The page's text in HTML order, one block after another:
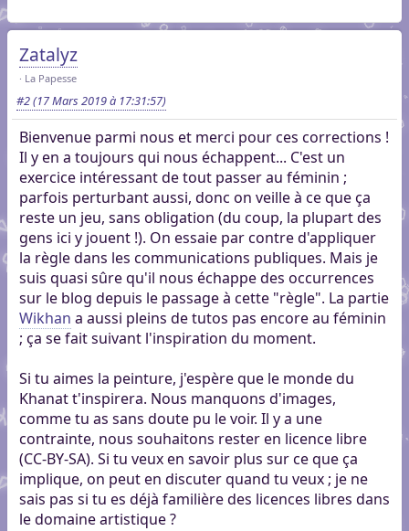
Zatalyz
La Papesse
#2(17 Mars 2019 à 17:31:57)
Bienvenue parmi nous et merci pour ces corrections !
Il y en a toujours qui nous échappent... C'est un
exercice intéressant de tout passer au féminin ;
parfois perturbant aussi, donc on veille à ce que ça
reste un jeu, sans obligation (du coup, la plupart des
gens ici y jouent !). On essaie par contre d'appliquer
la règle dans les communications publiques. Mais je
suis quasi sûre qu'il nous échappe des occurrences
sur le blog depuis le passage à cette "règle". La partie
Wikhan a aussi pleins de tutos pas encore au féminin
; ça se fait suivant l'inspiration du moment.
Si tu aimes la peinture, j'espère que le monde du
Khanat t'inspirera. Nous manquons d'images,
comme tu as sans doute pu le voir. Il y a une
contrainte, nous souhaitons rester en licence libre
(CC-BY-SA). Si tu veux en savoir plus sur ce que ça
implique, on peut en discuter quand tu veux ; je ne
sais pas si tu es déjà familière des licences libres dans
le domaine artistique ?